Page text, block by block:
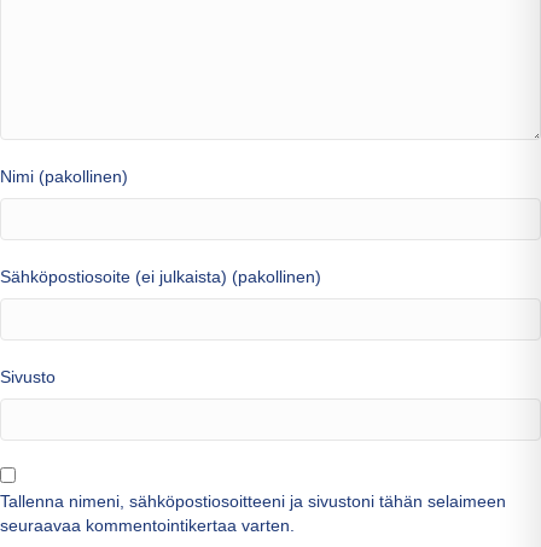
Nimi (pakollinen)
Sähköpostiosoite (ei julkaista) (pakollinen)
Sivusto
Tallenna nimeni, sähköpostiosoitteeni ja sivustoni tähän selaimeen
seuraavaa kommentointikertaa varten.